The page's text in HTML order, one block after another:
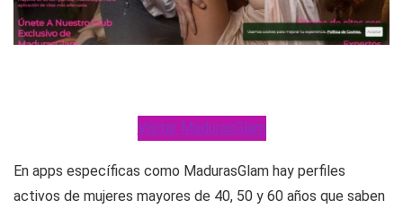
Visitar MadurasGlam
En apps específicas como MadurasGlam hay perfiles
activos de mujeres mayores de 40, 50 y 60 años que saben